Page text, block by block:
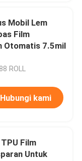
Mobil Lem
Film
Otomatis 7.5mil
ROLL
Hubungi kami
Film
Untuk